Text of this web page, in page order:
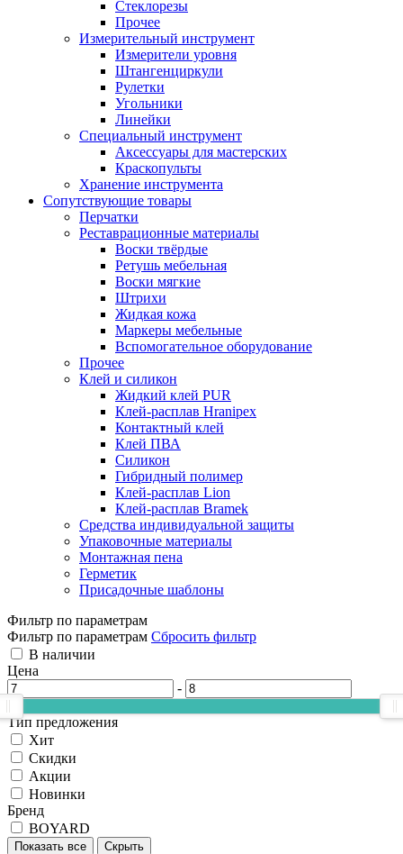
Стеклорезы
Прочее
Измерительный инструмент
Измерители уровня
Штангенциркули
Рулетки
Угольники
Линейки
Специальный инструмент
Аксессуары для мастерских
Краскопульты
Хранение инструмента
Сопутствующие товары
Перчатки
Реставрационные материалы
Воски твёрдые
Ретушь мебельная
Воски мягкие
Штрихи
Жидкая кожа
Маркеры мебельные
Вспомогательное оборудование
Прочее
Клей и силикон
Жидкий клей PUR
Клей-расплав Hranipex
Контактный клей
Клей ПВА
Силикон
Гибридный полимер
Клей-расплав Lion
Клей-расплав Bramek
Средства индивидуальной защиты
Упаковочные материалы
Монтажная пена
Герметик
Присадочные шаблоны
Фильтр по параметрам
Фильтр по параметрам Сбросить фильтр
В наличии
Цена
-
Тип предложения
Хит
Скидки
Акции
Новинки
Бренд
BOYARD
Показать все Скрыть